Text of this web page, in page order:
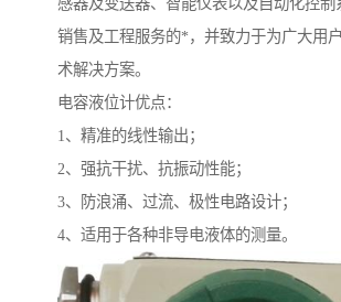
感器及变送器、智能仪表以及自动化控制
销售及工程服务的*，并致力于为广大用
术解决方案。
电容液位计优点：
1、精准的线性输出；
2、强抗干扰、抗振动性能；
3、防浪涌、过流、极性电路设计；
4、适用于各种非导电液体的测量。